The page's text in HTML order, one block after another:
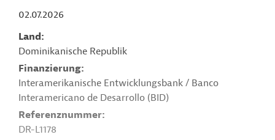
02.07.2026
Land
Dominikanische Republik
Finanzierung
Interamerikanische Entwicklungsbank / Banco
Interamericano de Desarrollo (BID)
Referenznummer
DR-L1178